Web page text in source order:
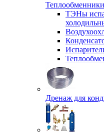
Теплообменники
ТЭНы
Дренаж для